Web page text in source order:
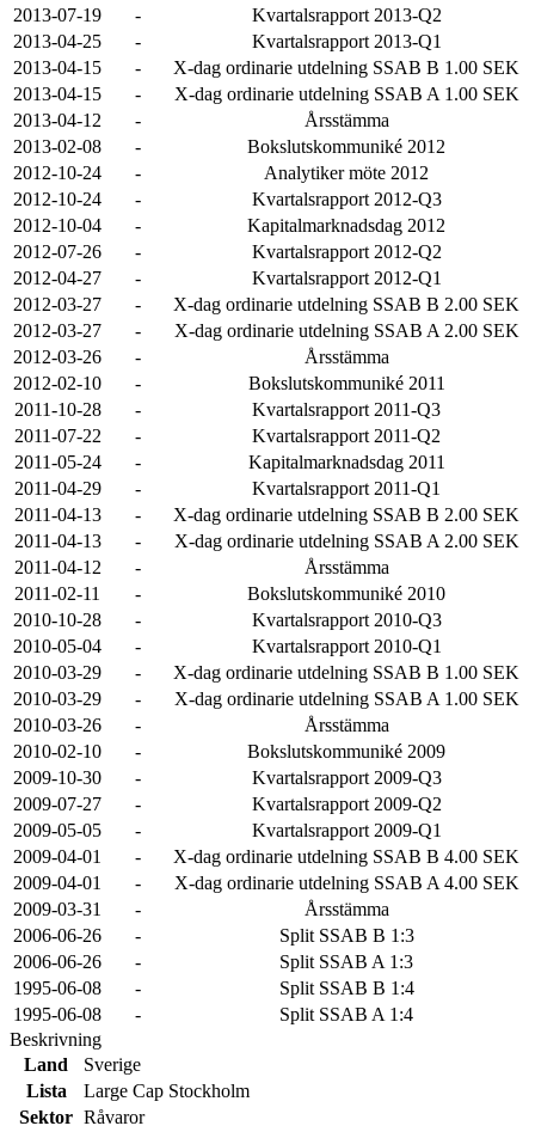
2013-07-19
-
Kvartalsrapport 2013-Q2
2013-04-25
-
Kvartalsrapport 2013-Q1
2013-04-15
-
X-dag ordinarie utdelning SSAB B 1.00 SEK
2013-04-15
-
X-dag ordinarie utdelning SSAB A 1.00 SEK
2013-04-12
-
Årsstämma
2013-02-08
-
Bokslutskommuniké 2012
2012-10-24
-
Analytiker möte 2012
2012-10-24
-
Kvartalsrapport 2012-Q3
2012-10-04
-
Kapitalmarknadsdag 2012
2012-07-26
-
Kvartalsrapport 2012-Q2
2012-04-27
-
Kvartalsrapport 2012-Q1
2012-03-27
-
X-dag ordinarie utdelning SSAB B 2.00 SEK
2012-03-27
-
X-dag ordinarie utdelning SSAB A 2.00 SEK
2012-03-26
-
Årsstämma
2012-02-10
-
Bokslutskommuniké 2011
2011-10-28
-
Kvartalsrapport 2011-Q3
2011-07-22
-
Kvartalsrapport 2011-Q2
2011-05-24
-
Kapitalmarknadsdag 2011
2011-04-29
-
Kvartalsrapport 2011-Q1
2011-04-13
-
X-dag ordinarie utdelning SSAB B 2.00 SEK
2011-04-13
-
X-dag ordinarie utdelning SSAB A 2.00 SEK
2011-04-12
-
Årsstämma
2011-02-11
-
Bokslutskommuniké 2010
2010-10-28
-
Kvartalsrapport 2010-Q3
2010-05-04
-
Kvartalsrapport 2010-Q1
2010-03-29
-
X-dag ordinarie utdelning SSAB B 1.00 SEK
2010-03-29
-
X-dag ordinarie utdelning SSAB A 1.00 SEK
2010-03-26
-
Årsstämma
2010-02-10
-
Bokslutskommuniké 2009
2009-10-30
-
Kvartalsrapport 2009-Q3
2009-07-27
-
Kvartalsrapport 2009-Q2
2009-05-05
-
Kvartalsrapport 2009-Q1
2009-04-01
-
X-dag ordinarie utdelning SSAB B 4.00 SEK
2009-04-01
-
X-dag ordinarie utdelning SSAB A 4.00 SEK
2009-03-31
-
Årsstämma
2006-06-26
-
Split SSAB B 1:3
2006-06-26
-
Split SSAB A 1:3
1995-06-08
-
Split SSAB B 1:4
1995-06-08
-
Split SSAB A 1:4
Beskrivning
Land
Sverige
Lista
Large Cap Stockholm
Sektor Råvaror